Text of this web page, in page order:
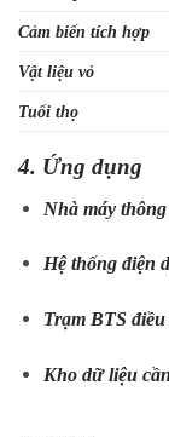
Cảm biến tích hợp
Vật liệu vỏ
Tuổi thọ
4. Ứng dụng
Nhà máy
Hệ thống điện
Trạm BTS
Kho dữ liệu